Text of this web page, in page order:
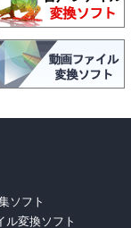
ソフト
ル変換ソフト